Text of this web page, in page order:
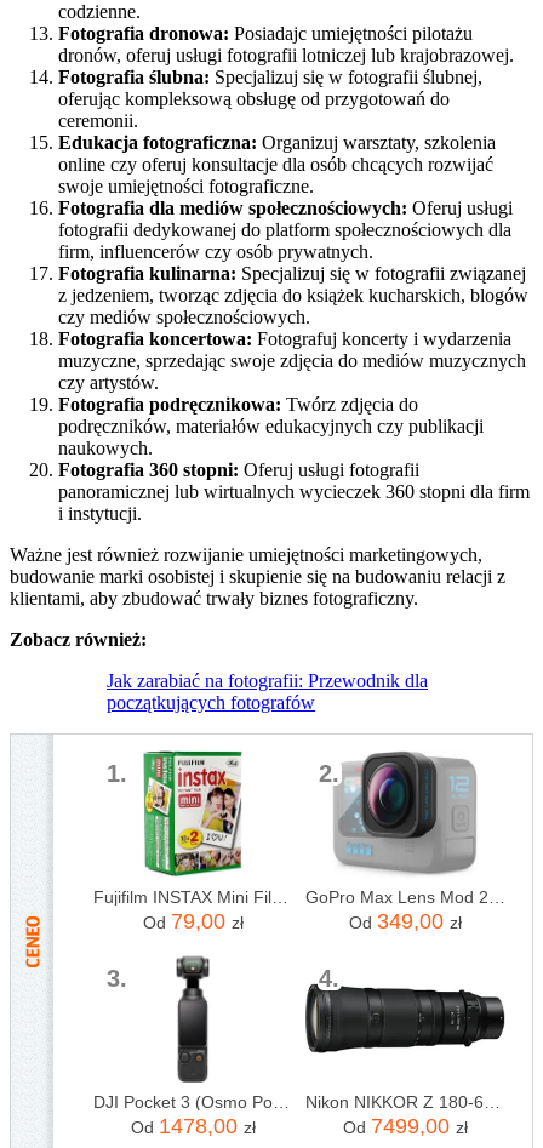
codzienne.
Fotografia dronowa: Posiadajc umiejętności pilotażu
dronów, oferuj usługi fotografii lotniczej lub krajobrazowej.
Fotografia ślubna: Specjalizuj się w fotografii ślubnej,
oferując kompleksową obsługę od przygotowań do
ceremonii.
Edukacja fotograficzna: Organizuj warsztaty, szkolenia
online czy oferuj konsultacje dla osób chcących rozwijać
swoje umiejętności fotograficzne.
Fotografia dla mediów społecznościowych: Oferuj usługi
fotografii dedykowanej do platform społecznościowych dla
firm, influencerów czy osób prywatnych.
Fotografia kulinarna: Specjalizuj się w fotografii związanej
z jedzeniem, tworząc zdjęcia do książek kucharskich, blogów
czy mediów społecznościowych.
Fotografia koncertowa: Fotografuj koncerty i wydarzenia
muzyczne, sprzedając swoje zdjęcia do mediów muzycznych
czy artystów.
Fotografia podręcznikowa: Twórz zdjęcia do
podręczników, materiałów edukacyjnych czy publikacji
naukowych.
Fotografia 360 stopni: Oferuj usługi fotografii
panoramicznej lub wirtualnych wycieczek 360 stopni dla firm
i instytucji.
Ważne jest również rozwijanie umiejętności marketingowych,
budowanie marki osobistej i skupienie się na budowaniu relacji z
klientami, aby zbudować trwały biznes fotograficzny.
Zobacz również:
Jak zarabiać na fotografii: Przewodnik dla
początkujących fotografów
1.
Fujifilm INSTAX Mini Film - 20 szt.
Od 79,00 zł
2.
Od 349,00 zł
3.
DJI Pocket 3 (Osmo Pocket 3)
Od 1478,00 zł
4.
Od 7499,00 zł